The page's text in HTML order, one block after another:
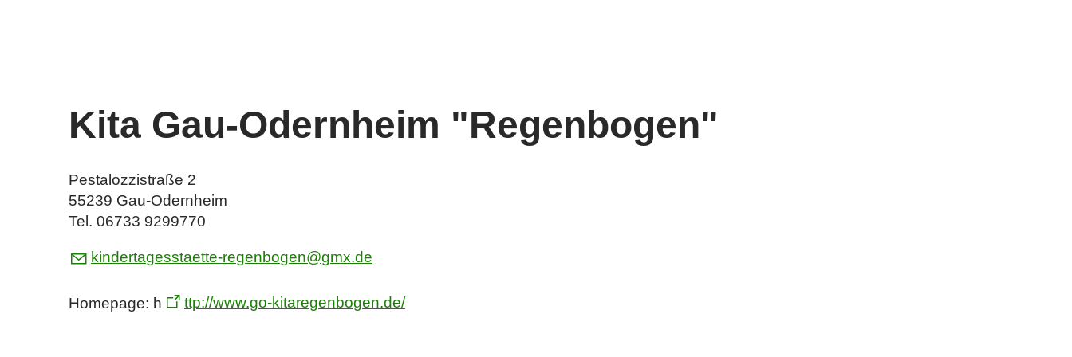
Kita Gau-Odernheim "Regenbogen"
Pestalozzistraße 2
55239 Gau-Odernheim
Tel. 06733 9299770
k nd rt g sst tt -r g nb g n gmx d
Homepage: h ttp://www.go-kitaregenbogen.de/